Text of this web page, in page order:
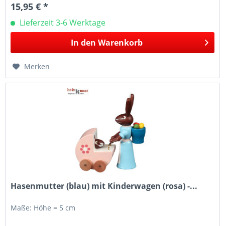
15,95 € *
Lieferzeit 3-6 Werktage
In den Warenkorb
Merken
Hasenmutter (blau) mit Kinderwagen (rosa) -...
Maße: Höhe = 5 cm